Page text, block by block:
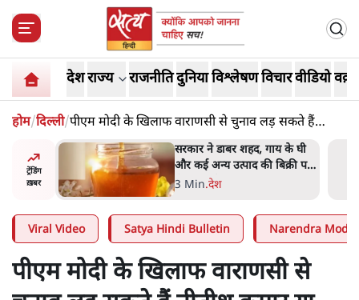
देशराज्य राजनीतिदुनियाविश्लेषणविचारवीडियो
होम/दिल्ली/पीएम मोदी के खिलाफ वाराणसी से चुनाव लड़ सकते हैं
नीतीश कुमार या प्रियंका गांधी
ट्रेंडिंग
ख़बर
के घी
पर
'महाराष्ट्र में गैर बीजेपी वोटरों के
नामों को काटने की बड़ी साज़िश'-
रोहित पवार का आरोप
4 Min.महाराष्ट्र
Viral Video Satya Hindi Bulletin Narendra Modi
पीएम मोदी के खिलाफ वाराणसी से